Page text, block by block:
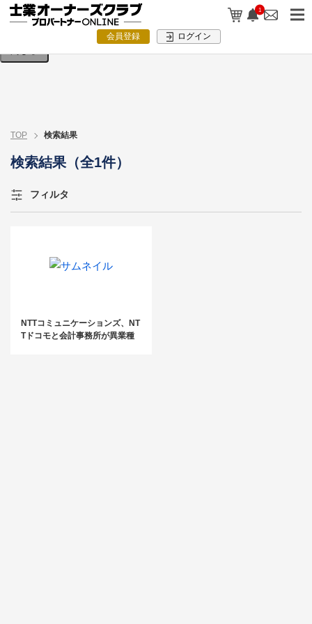
1
会員登録 ログイン
検索条件を入力してください。
TOP 検索結果
検索結果（全1件）
フィルタ
NTTコミュニケーションズ、NT
Tドコモと会計事務所が異業種